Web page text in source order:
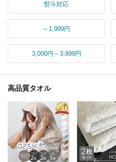
熨斗対応
～1,999円
3,000円～3,999円
高品質タオル